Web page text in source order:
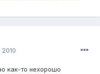
как-то нехорошо